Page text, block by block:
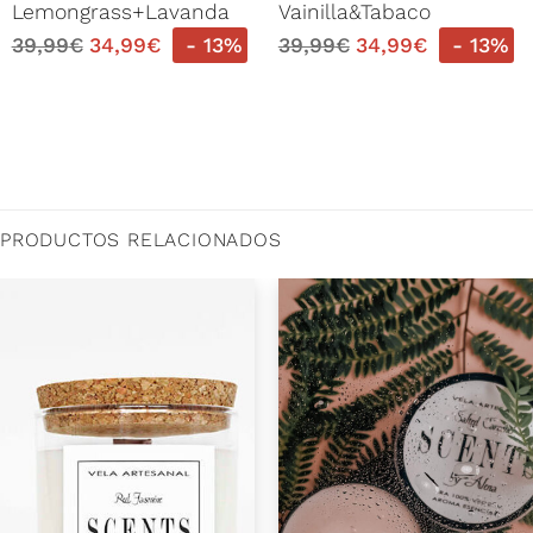
Lemongrass+Lavanda
39,99€ 34,99€ - 13%
Vainilla&Tabaco
39,99€ 34,99€ - 13%
PRODUCTOS RELACIONADOS